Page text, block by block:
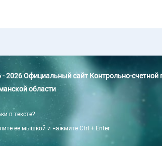
- 2026 Официальный сайт Контрольно-счетной
области
в тексте?
ее мышкой и нажмите Ctrl + Enter